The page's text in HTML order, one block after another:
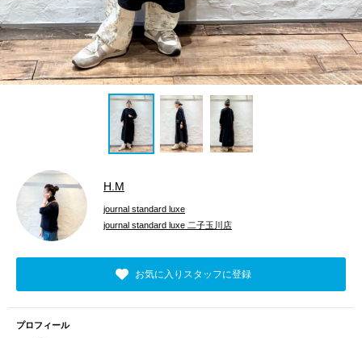
H.M
journal standard luxe
journal standard luxe 二子玉川店
お気に入りスタッフに登録
プロフィール